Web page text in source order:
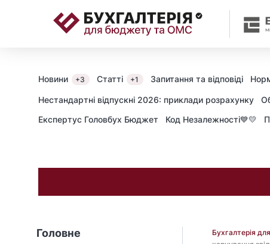
Новини +3 Статті +1 Запитання та відповіді
Нестандартні відпускні 2026: приклади розрахунку
Експертус Головбух Бюджет
Код Незалежності💙💛
Головне Бухгалтерія